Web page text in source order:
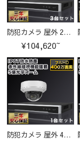
防犯カメラ 屋外 200万画素 光学レンズ搭載 IP67防塵防水 IPカメラ 3台セット
¥104,620~
防犯カメラ 屋外 400万画素 光学レンズ搭載 IP67防塵防水 IPカメラ 1台セット